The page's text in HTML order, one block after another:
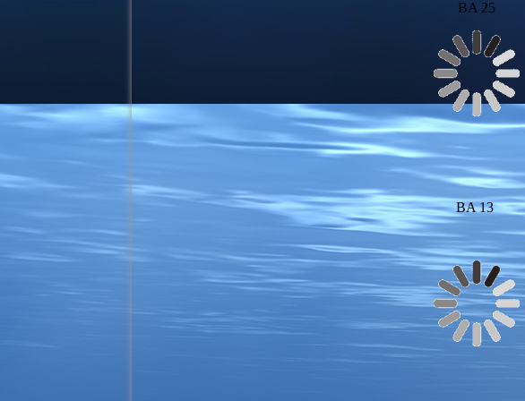
BA 25
BA 13